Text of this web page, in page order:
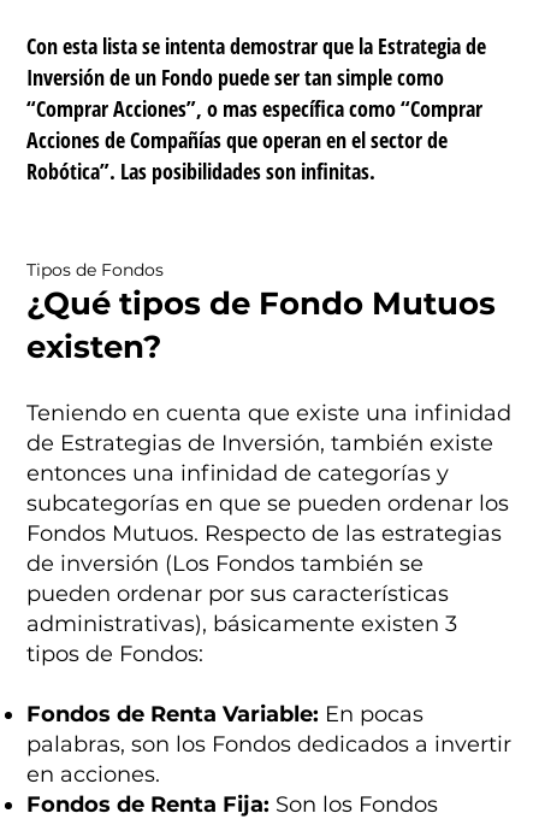
Tipos de Fondos
¿Qué tipos de Fondo Mutuos
existen?
Teniendo en cuenta que existe una infinidad
de Estrategias de Inversión, también existe
entonces una infinidad de categorías y
subcategorías en que se pueden ordenar los
Fondos Mutuos. Respecto de las estrategias
de inversión (Los Fondos también se
pueden ordenar por sus características
administrativas), básicamente existen 3
tipos de Fondos:
Fondos de Renta Variable: En pocas
palabras, son los Fondos dedicados a invertir
en acciones.
Fondos de Renta Fija: Son los Fondos
Con esta lista se intenta demostrar que la Estrategia de
Inversión de un Fondo puede ser tan simple como
“Comprar Acciones”, o mas específica como “Comprar
Acciones de Compañías que operan en el sector de
Robótica”. Las posibilidades son infinitas.